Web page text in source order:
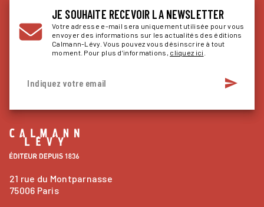
JE SOUHAITE RECEVOIR LA NEWSLETTER
Votre adresse e-mail sera uniquement utilisée pour vous
envoyer des informations sur les actualités des éditions
Calmann-Lévy. Vous pouvez vous désinscrire à tout
moment. Pour plus d’informations, cliquez ici
Indiquez votre email send
21 rue du Montparnasse
75006 Paris